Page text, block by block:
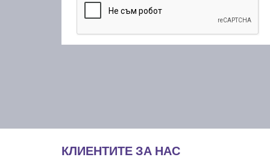
КЛИЕНТИТЕ ЗА НАС